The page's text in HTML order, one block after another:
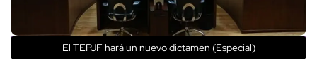
El TEPJF hará un nuevo dictamen (Especial)